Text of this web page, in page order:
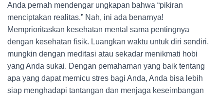
Anda pernah mendengar ungkapan bahwa “pikiran
menciptakan realitas.” Nah, ini ada benarnya!
Memprioritaskan kesehatan mental sama pentingnya
dengan kesehatan fisik. Luangkan waktu untuk diri sendiri,
mungkin dengan meditasi atau sekadar menikmati hobi
yang Anda sukai. Dengan pemahaman yang baik tentang
apa yang dapat memicu stres bagi Anda, Anda bisa lebih
siap menghadapi tantangan dan menjaga keseimbangan